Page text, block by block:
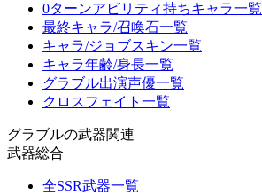
0ターンアビリティ持ちキャラ一覧
最終キャラ/召喚石一覧
キャラ/ジョブスキン一覧
キャラ年齢/身長一覧
グラブル出演声優一覧
クロスフェイト一覧
グラブルの武器関連
武器総合
全SSR武器一覧